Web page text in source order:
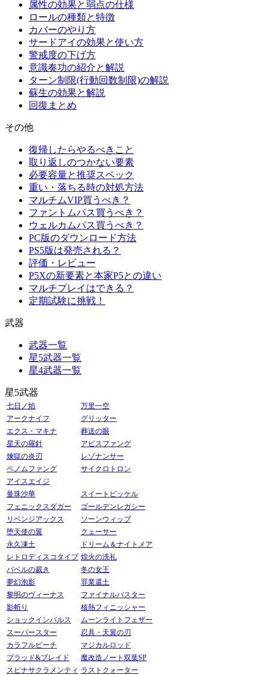
属性の効果と弱点の仕様
ロールの種類と特徴
カバーのやり方
サードアイの効果と使い方
警戒度の下げ方
意識奏功の紹介と解説
ターン制限(行動回数制限)の解説
蘇生の効果と解説
回復まとめ
その他
復帰したらやるべきこと
取り返しのつかない要素
必要容量と推奨スペック
重い・落ちる時の対処方法
マルチムVIP買うべき？
ファントムパス買うべき？
ウェルカムパス買うべき？
PC版のダウンロード方法
PS5版は発売される？
評価・レビュー
P5Xの新要素と本家P5との違い
マルチプレイはできる？
定期試験に挑戦！
武器
武器一覧
星5武器一覧
星4武器一覧
星5武器
七日ノ焰
万里一空
アークナイフ
グリッター
エクス・マキナ
葬送の眼
星天の羅針
アビスファング
煉獄の炎刃
レゾナンサー
ベノムファング
サイクロトロン
アイスエイジ
曼珠沙華
スイートピッケル
フェニックスダガー
ゴールデンレガシー
リベンジアックス
ソーンウィップ
堕天使の翼
クェーサー
永久凍土
ドリーム＆ナイトメア
レトロディスコタイプ 煌火の洗礼
バベルの裁き
冬の女王
夢幻泡影
罪業還土
黎明のヴィーナス
ファイナルバスター
影斬り
核熱フィニッシャー
ショックインパルス
ムーンライトフェザー
スーパースター
忍具・天翼の刃
カラフルビーチ
マジカルロッド
ブラッド&ブレイド
魔改造ノート双葉SP
スピナサクラメンティ ラストクォーター